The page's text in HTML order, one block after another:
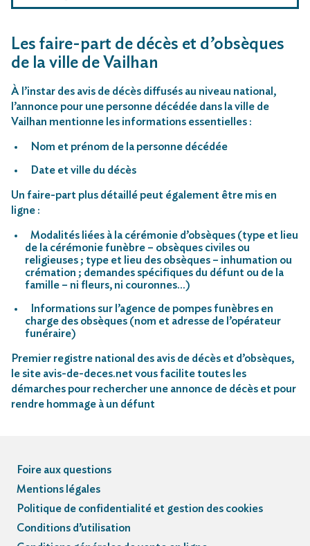
Les faire-part de décès et d’obsèques
de la ville de Vailhan
À l’instar des avis de décès diffusés au niveau national,
l’annonce pour une personne décédée dans la ville de
Vailhan mentionne les informations essentielles :
Nom et prénom de la personne décédée
Date et ville du décès
Un faire-part plus détaillé peut également être mis en
ligne :
Modalités liées à la cérémonie d’obsèques (type et lieu
de la cérémonie funèbre – obsèques civiles ou
religieuses ; type et lieu des obsèques – inhumation ou
crémation ; demandes spécifiques du défunt ou de la
famille – ni fleurs, ni couronnes…)
Informations sur l’agence de pompes funèbres en
charge des obsèques (nom et adresse de l’opérateur
funéraire)
Premier registre national des avis de décès et d’obsèques,
le site avis-de-deces.net vous facilite toutes les
démarches pour rechercher une annonce de décès et pour
rendre hommage à un défunt
Foire aux questions
Mentions légales
Politique de confidentialité et gestion des cookies
Conditions d’utilisation